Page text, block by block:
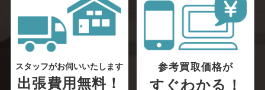
スタッフがお伺いいたします
出張費用無料！
参考買取価格が
すぐわかる！